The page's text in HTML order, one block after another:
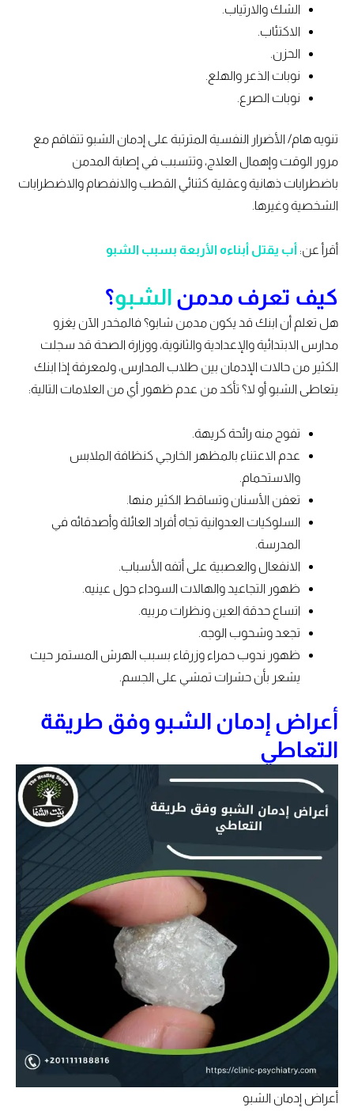
الشك والارتياب.
الاكتئاب.
الحزن.
نوبات الذعر والهلع.
نوبات الصرع.
تنويه هام/ الأضرار النفسية المترتبة على إدمان الشبو تتفاقم مع
مرور الوقت وإهمال العلاج، وتتسبب في إصابة المدمن
باضطرابات ذهانية وعقلية كثنائي القطب والانفصام والاضطرابات
الشخصية وغيرها.
أقرأ عن:أب يقتل أبناءه الأربعة بسبب الشبو
كيف تعرف مدمنالشبو؟
هل تعلم أن ابنك قد يكون مدمن شابو؟ فالمخدر الآن يغزو
مدارس الابتدائية والإعدادية والثانوية، ووزارة الصحة قد سجلت
الكثير من حالات الإدمان بين طلاب المدارس، ولمعرفة إذا ابنك
يتعاطى الشبو أو لا؟ تأكد من عدم ظهور أي من العلامات التالية:
تفوح منه رائحة كريهة.
عدم الاعتناء بالمظهر الخارجي كنظافة الملابس
والاستحمام.
تعفن الأسنان وتساقط الكثير منها.
السلوكيات العدوانية تجاه أفراد العائلة وأصدقائه في
المدرسة.
الانفعال والعصبية على أتفه الأسباب.
ظهور التجاعيد والهالات السوداء حول عينيه.
اتساع حدقة العين ونظرات مربيه.
تجعد وشحوب الوجه.
ظهور ندوب حمراء وزرقاء بسبب الهرش المستمر حيث
يشعر بأن حشرات تمشي على الجسم.
أعراض إدمان الشبو وفق طريقة
التعاطي
أعراض إدمان الشبو